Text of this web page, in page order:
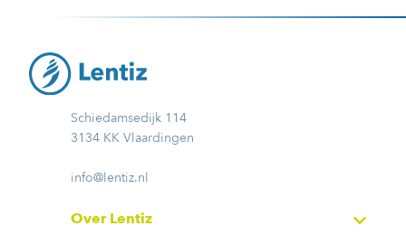
Schiedamsedijk 114
3134 KK Vlaardingen
info@lentiz.nl
Over Lentiz